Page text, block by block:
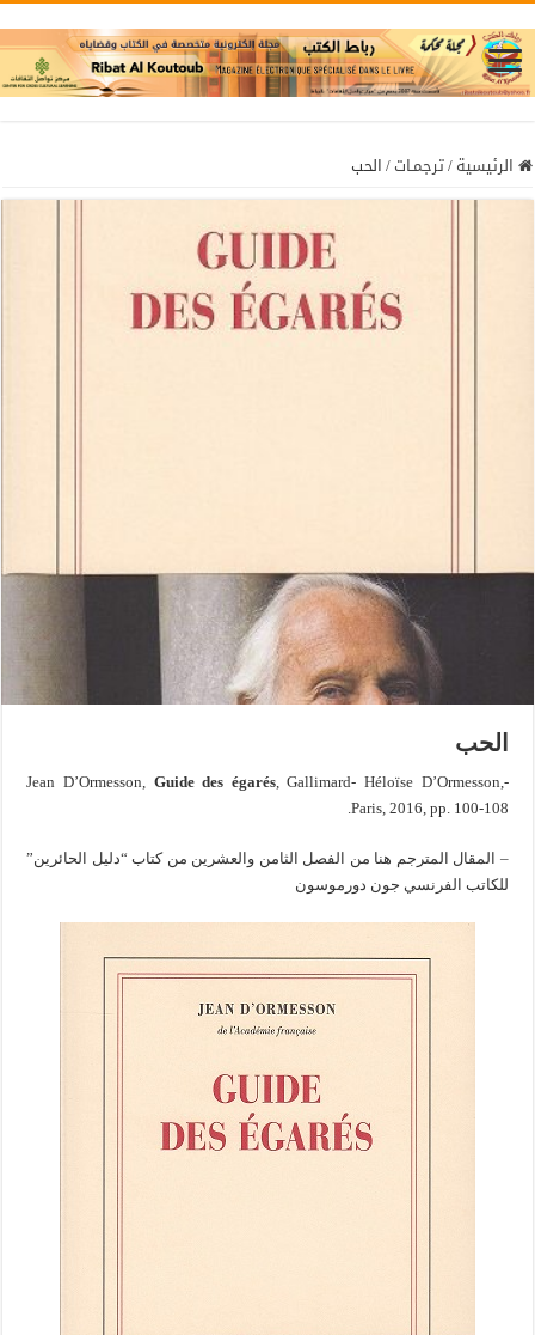
الرئيسية/ترجمـات/الحب
الحب
-Jean D’Ormesson,
Guide des égarés, Gallimard- Héloïse D’Ormesson,
Paris, 2016, pp. 100-108.
– المقال المترجم هنا من الفصل الثامن والعشرين من كتاب “دليل الحائرين”
للكاتب الفرنسي جون دورموسون